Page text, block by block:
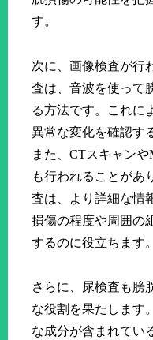
す。
次に、画像検査が行
査は、音波を使って
る方法です。これに
異常な変化を確認す
また、CTスキャン
も行われることがあ
査は、より詳細な情
損傷の程度や周囲の
するのに役立ちます。
さらに、尿検査も膀
な役割を果たします
な成分が含まれてい